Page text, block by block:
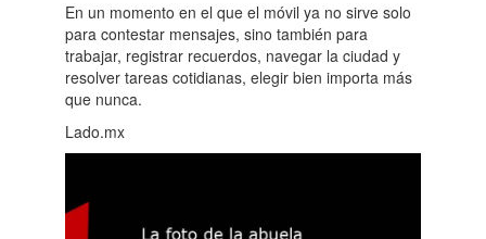
En un momento en el que el móvil ya no sirve solo
para contestar mensajes, sino también para
trabajar, registrar recuerdos, navegar la ciudad y
resolver tareas cotidianas, elegir bien importa más
que nunca.
Lado.mx